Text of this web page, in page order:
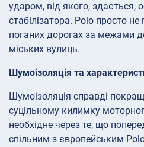
ударом, від якого, здається,
стабілізатора. Polo просто
поганих дорогах за межами
міських вулиць.
Шумоізоляція та
Шумоізоляція справді
суцільному килимку
необхідне через те, що
спільним з європейським